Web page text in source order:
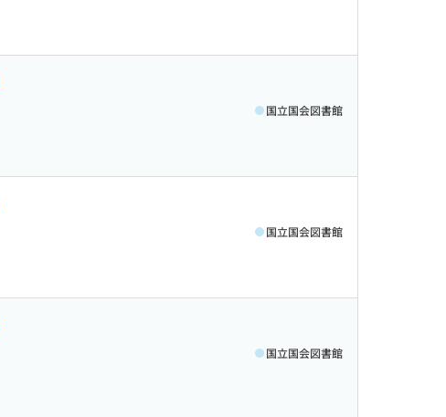
国立国会図書館
国立国会図書館
国立国会図書館